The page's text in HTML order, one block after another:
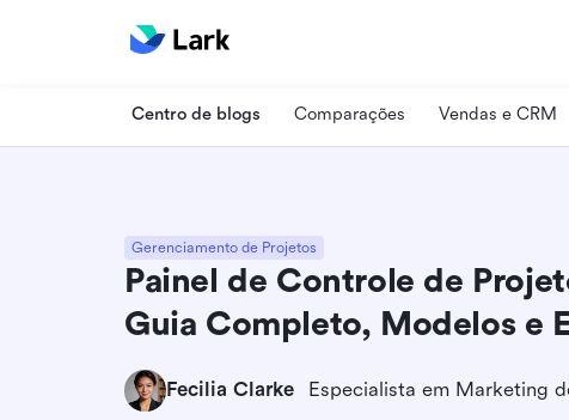
Centro de blogs Comparações Vendas e CRM
Gerenciamento de Projetos
Painel de Controle de
Guia Completo, Modelos e
Fecilia Clarke